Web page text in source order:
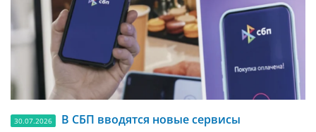
30.07.2026 В СБП вводятся новые сервисы